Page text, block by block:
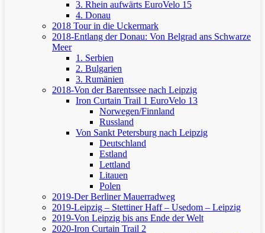
3. Rhein aufwärts EuroVelo 15
4. Donau
2018 Tour in die Uckermark
2018-Entlang der Donau: Von Belgrad ans Schwarze
Meer
1. Serbien
2. Bulgarien
3. Rumänien
2018-Von der Barentssee nach Leipzig
Iron Curtain Trail 1 EuroVelo 13
Norwegen/Finnland
Russland
Von Sankt Petersburg nach Leipzig
Deutschland
Estland
Lettland
Litauen
Polen
2019-Der Berliner Mauerradweg
2019-Leipzig – Stettiner Haff – Usedom – Leipzig
2019-Von Leipzig bis ans Ende der Welt
2020-Iron Curtain Trail 2